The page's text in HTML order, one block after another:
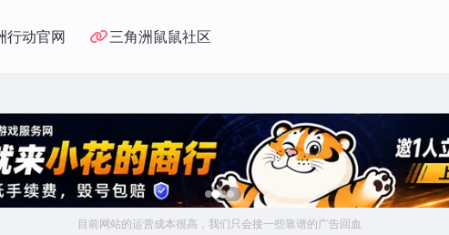
行动官网 三角洲鼠鼠社区
目前网站的运营成本很高，我们只会接一些靠谱的广告回血